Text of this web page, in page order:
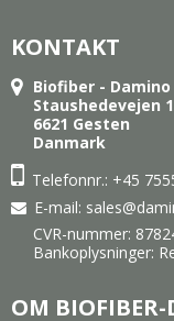
KONTAKT
Biofiber - Damino
Staushedevejen
6621 Gesten
Danmark
Telefonnr.: +45
E-mail:
CVR-nummer:
Bankoplysninger:
OM